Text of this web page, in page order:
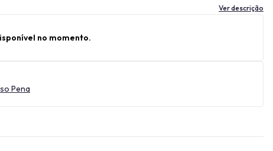
Ver descrição
no momento.
Pena